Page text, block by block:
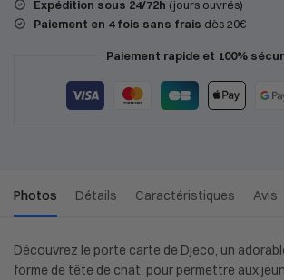
Expédition sous 24/72h (jours ouvrés)
Paiement en 4 fois sans frais dès 20€
Paiement rapide et 100%
Photos Détails Caractéristiques Avis
Découvrez le porte carte de Djeco, un
forme de tête de chat, pour permettre aux